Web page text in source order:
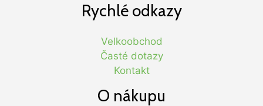
Rychlé odkazy
Velkoobchod
Časté dotazy
Kontakt
O nákupu